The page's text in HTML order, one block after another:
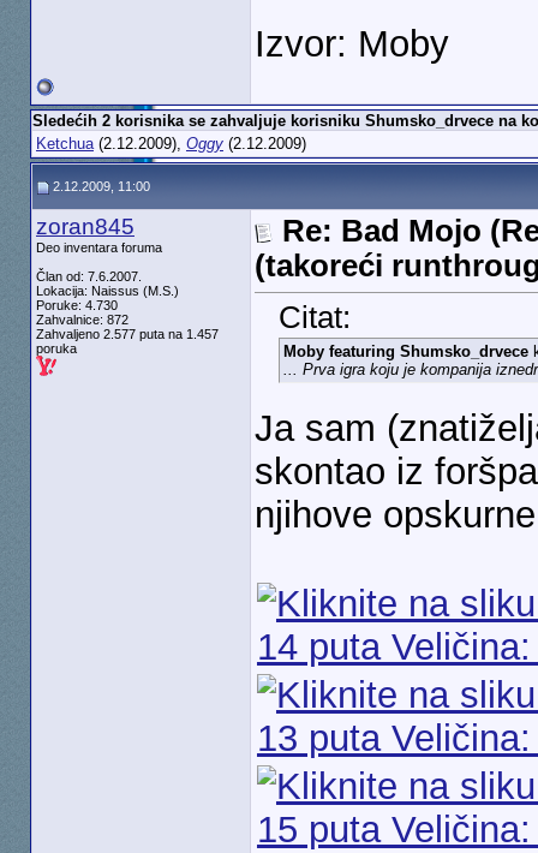
Izvor: Moby
Sledećih 2 korisnika se zahvaljuje korisniku Shumsko_drvece na
Ketchua(2.12.2009), Oggy(2.12.2009)
2.12.2009, 11:00
zoran845
Deo inventara foruma
Član od: 7.6.2007.
Lokacija: Naissus (M.S.)
Poruke: 4.730
Zahvalnice: 872
Zahvaljeno 2.577 puta na 1.457
poruka
Re: Bad Mojo
(takoreći
Citat:
Moby featuring Shumsko_drvece
... Prva igra koju je kompanija
Ja sam
skontao iz
njihove